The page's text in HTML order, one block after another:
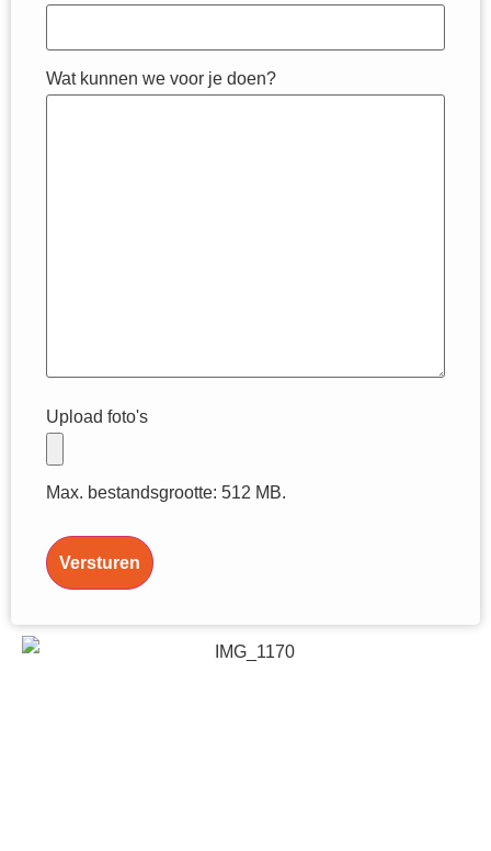
Wat kunnen we voor je doen?
Upload foto's
Max. bestandsgrootte: 512 MB.
Versturen